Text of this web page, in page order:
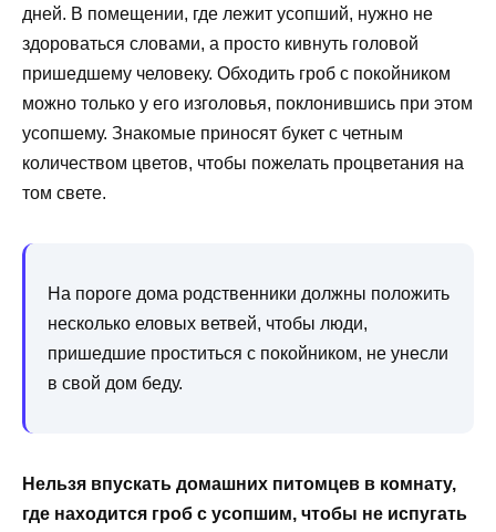
дней. В помещении, где лежит усопший, нужно не
здороваться словами, а просто кивнуть головой
пришедшему человеку. Обходить гроб с покойником
можно только у его изголовья, поклонившись при этом
усопшему. Знакомые приносят букет с четным
количеством цветов, чтобы пожелать процветания на
том свете.
На пороге дома родственники должны положить
несколько еловых ветвей, чтобы люди,
пришедшие проститься с покойником, не унесли
в свой дом беду.
Нельзя впускать домашних питомцев в комнату,
где находится гроб с усопшим, чтобы не испугать